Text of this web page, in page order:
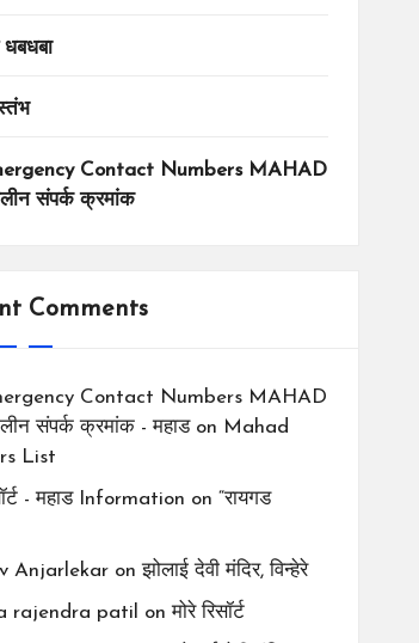
Contact Numbers MAHAD
संपर्क क्रमांक
Comments
Contact Numbers MAHAD
संपर्क क्रमांक - महाडon Mahad
List
- महाड Information on “रायगड
Anjarlekaronझोलाई देवी मंदिर, विन्हेरे
rajendra patil onमोरे रिसॉर्ट